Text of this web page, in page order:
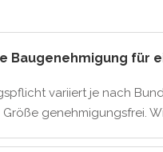
Baugenehmigung für
variiert je nach
genehmigungsfrei.